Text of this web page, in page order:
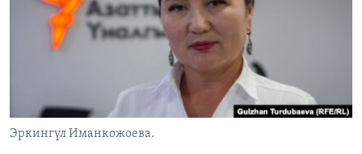
ЫҢГАЙСЫЗ СУРООЛОР
ЭЕ/АРнун бардык сайттары
Эркингүл Иманкожоева.